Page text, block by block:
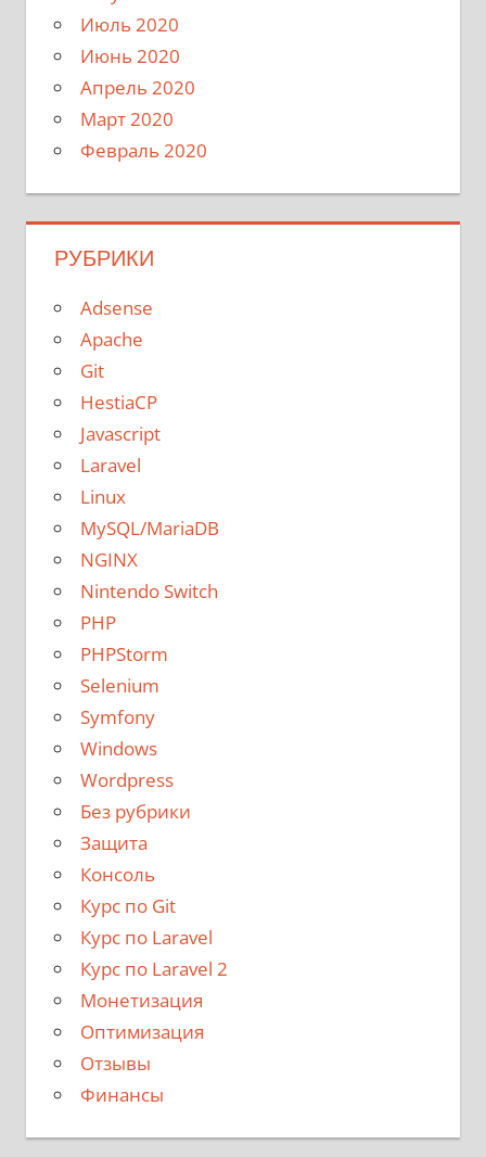
Июль 2020
Июнь 2020
Апрель 2020
Март 2020
Февраль 2020
РУБРИКИ
Adsense
Apache
Git
HestiaCP
Javascript
Laravel
Linux
MySQL/MariaDB
NGINX
Nintendo Switch
PHP
PHPStorm
Selenium
Symfony
Windows
Wordpress
Без рубрики
Защита
Консоль
Курс по Git
Курс по Laravel
Курс по Laravel 2
Монетизация
Оптимизация
Отзывы
Финансы